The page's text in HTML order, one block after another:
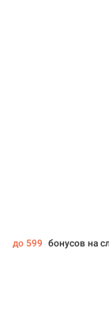
до 599 бонусов на